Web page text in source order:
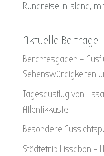
Rundreise in Island,
Aktuelle Beiträge
Berchtesgaden –
Sehenswürdigkeiten
Tagesausflug von
Atlantikküste
Besondere
Städtetrip Lissabon –